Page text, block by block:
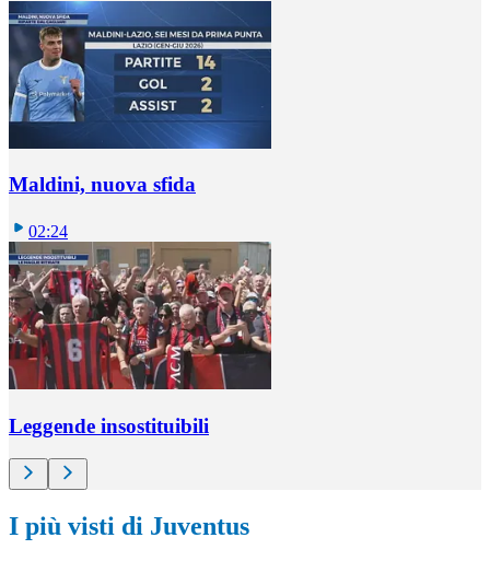
Maldini, nuova sfida
02:24
Leggende insostituibili
I più visti di Juventus